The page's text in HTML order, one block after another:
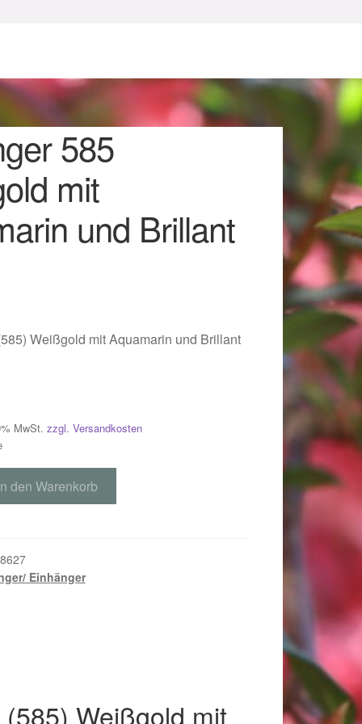
585
mit
und Brillant
Weißgold mit Aquamarin und Brillant
MwSt. zzgl. Versandkosten
den Warenkorb
Einhänger
Weißgold mit